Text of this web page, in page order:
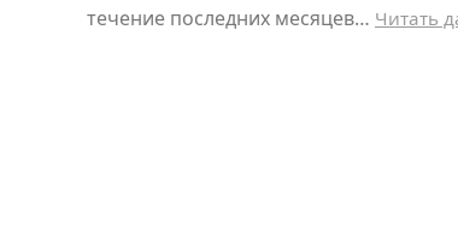
течение последних месяцев… Читать